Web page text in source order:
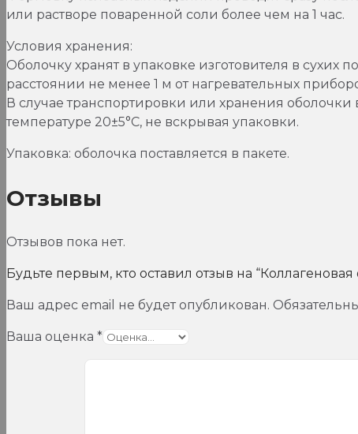
или растворе поваренной соли более чем на 1 час.
Условия хранения:
Оболочку хранят в упаковке изготовителя в
расстоянии не менее 1 м от нагревательных
В случае транспортировки или хранения оболочки
температуре 20±5°С, не вскрывая упаковки.
Упаковка: оболочка поставляется в пакете.
Отзывы
Отзывов пока нет.
Будьте первым, кто оставил отзыв на
Ваш адрес email не будет опубликован.
Ваша оценка *